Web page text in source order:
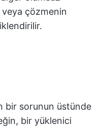
çözmenin
bir sorunun üstünde
bir yüklenici